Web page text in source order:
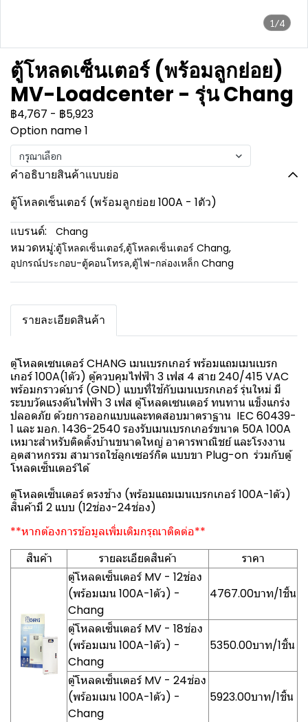
1/4
ตู้โหลดเซ็นเตอร์ (พร้อมลูกย่อย)
MV-Loadcenter - รุ่น Chang
฿4,767 - ฿5,923
Option name 1
กรุณาเลือก
คำอธิบายสินค้าแบบย่อ
ตู้โหลดเซ็นเตอร์ (พร้อมลูกย่อย 100A - 1ตัว)
แบรนด์:
Chang
หมวดหมู่:ตู้โหลดเซ็นเตอร์,ตู้โหลดเซ็นเตอร์ Chang,
อุปกรณ์ประกอบ-ตู้คอนโทรล,ตู้ไฟ-กล่องเหล็ก Chang
รายละเอียดสินค้า
ตู้โหลดเซนเตอร์ CHANG เมนเบรกเกอร์ พร้อมแถมเมนเบรก
เกอร์ 100A(1ตัว) ตู้ควบคุมไฟฟ้า 3 เฟส 4 สาย 240/415 VAC
พร้อมกราวด์บาร์ (GND) แบบที่ใช้กับเมนเบรกเกอร์ รุ่นใหม่ มี
ระบบวัดแรงดันไฟฟ้า 3 เฟส ตู้โหลดเซนเตอร์ ทนทาน แข็งแกร่ง
ปลอดภัย ด้วยการออกแบบและทดสอบมาตราฐาน IEC 60439-
1 และ มอก. 1436-2540 รองรับเมนเบรกเกอร์ขนาด 50A 100A
เหมาะสำหรับติดตั้งบ้านขนาดใหญ่ อาคารพาณิชย์ และโรงงาน
อุตสาหกรรม สามารถใช้ลูกเซอร์กิต แบบขา Plug-on ร่วมกับตู้
โหลดเซ็นเตอร์ได้
ตู้โหลดเซ็นเตอร์ ตรงช้าง (พร้อมแถมเมนเบรกเกอร์ 100A-1ตัว)
สินค้ามี 2 แบบ (12ช่อง-24ช่อง)
**หากต้องการข้อมูลเพิ่มเติมกรุณาติดต่อ**
สินค้า
รายละเอียดสินค้า
ราคา
ตู้โหลดเซ็นเตอร์ MV - 12ช่อง
(พร้อมเมน 100A-1ตัว) -
Chang
4767.00บาท/1ชิ้น
ตู้โหลดเซ็นเตอร์ MV - 18ช่อง
(พร้อมเมน 100A-1ตัว) -
Chang
5350.00บาท/1ชิ้น
ตู้โหลดเซ็นเตอร์ MV - 24ช่อง
(พร้อมเมน 100A-1ตัว) -
Chang
5923.00บาท/1ชิ้น